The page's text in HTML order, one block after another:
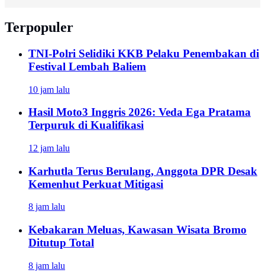
Terpopuler
TNI-Polri Selidiki KKB Pelaku Penembakan di
Festival Lembah Baliem
10 jam lalu
Hasil Moto3 Inggris 2026: Veda Ega Pratama
Terpuruk di Kualifikasi
12 jam lalu
Karhutla Terus Berulang, Anggota DPR Desak
Kemenhut Perkuat Mitigasi
8 jam lalu
Kebakaran Meluas, Kawasan Wisata Bromo
Ditutup Total
8 jam lalu